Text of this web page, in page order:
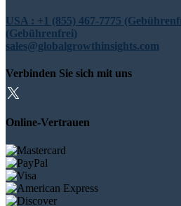
USA : +1 (855) 467-7775
(Gebührenfrei)
sales@globalgrowthinsights.com
Verbinden Sie sich mit uns
Online-Vertrauen